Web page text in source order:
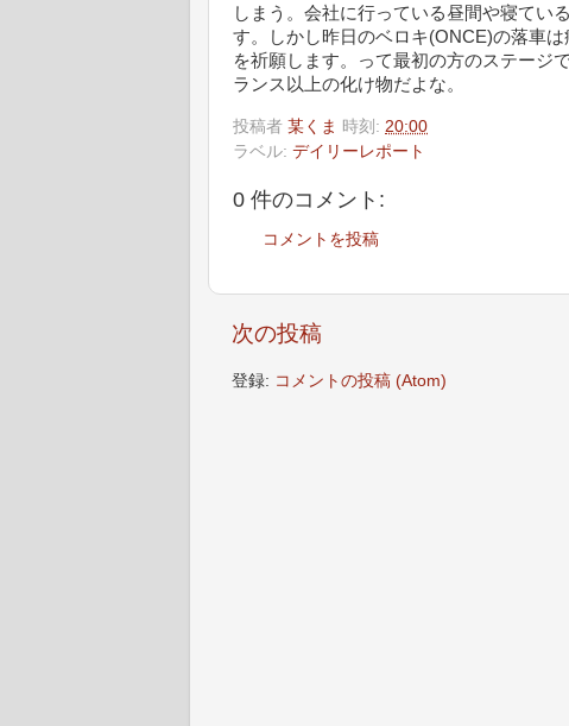
しまう。会社に行っている昼間や寝てい
す。しかし昨日のベロキ(ONCE)の落車
を祈願します。って最初の方のステージ
ランス以上の化け物だよな。
投稿者 某くま 時刻: 20:00
ラベル: デイリーレポート
0 件のコメント:
コメントを投稿
次の投稿
登録: コメントの投稿 (Atom)